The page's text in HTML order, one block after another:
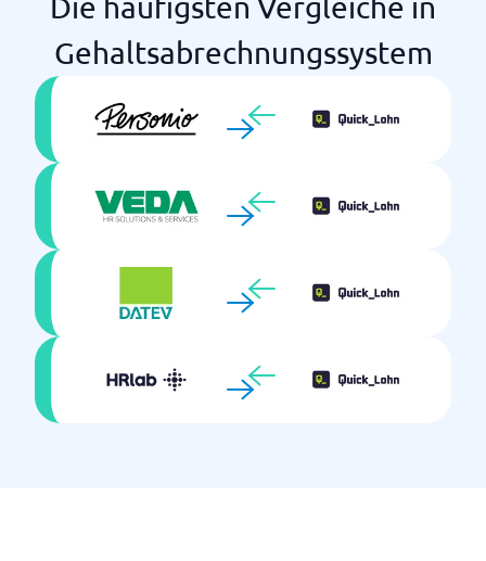
Gehaltsabrechnungssystem